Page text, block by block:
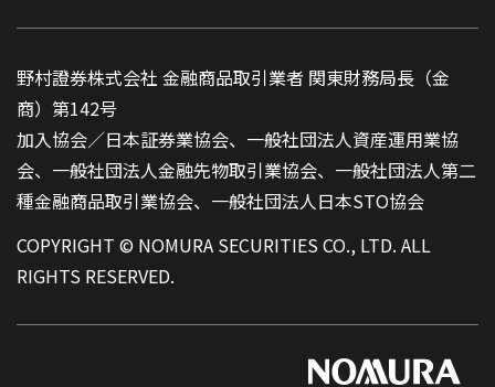
野村證券株式会社 金融商品取引業者 関東財務局長（金
商）第142号
加入協会／日本証券業協会、一般社団法人資産運用業協
会、一般社団法人金融先物取引業協会、一般社団法人第二
種金融商品取引業協会、一般社団法人日本STO協会
COPYRIGHT © NOMURA SECURITIES CO., LTD. ALL
RIGHTS RESERVED.